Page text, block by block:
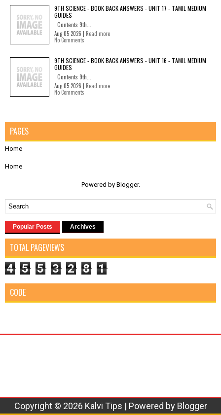
9TH SCIENCE - BOOK BACK ANSWERS - UNIT 17 - TAMIL MEDIUM
GUIDES
Contents 9th...
Aug 05 2026 | Read more
No Comments
9TH SCIENCE - BOOK BACK ANSWERS - UNIT 16 - TAMIL MEDIUM
GUIDES
Contents 9th...
Aug 05 2026 | Read more
No Comments
PAGES
Home
Home
Powered by Blogger.
Popular Posts Archives
TOTAL PAGEVIEWS
4 5 5 3 2 8 1
CODE
Copyright © 2026 Kalvi Tips | Powered by Blogger